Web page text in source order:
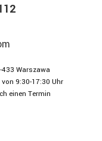
Warszawa
9:30-17:30 Uhr
einen Termin